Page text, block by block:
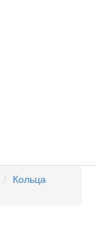
Кольца